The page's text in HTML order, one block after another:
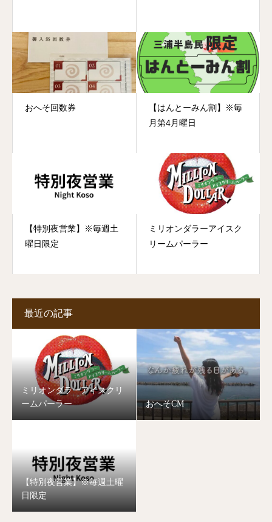
おへそ回数券
【はんとーみん割】※毎
月第4月曜日
【特別夜営業】※毎週土
曜日限定
ミリオンダラーアイスク
リームパーラー
最近の記事
ミリオンダラーアイスクリ
ームパーラー
おへそCM
【特別夜営業】※毎週土曜
日限定